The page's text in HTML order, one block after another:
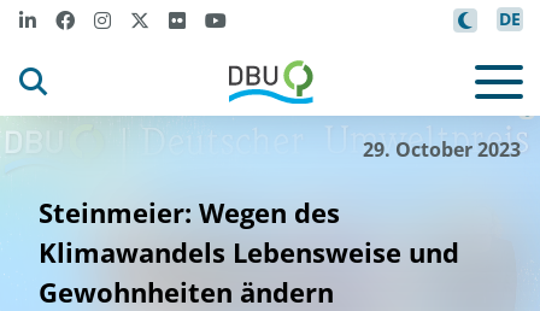
DE
Peter
H
se
/DBU
29. October 2023
Steinmeier: Wegen des
Klimawandels Lebensweise und
Gewohnheiten ändern